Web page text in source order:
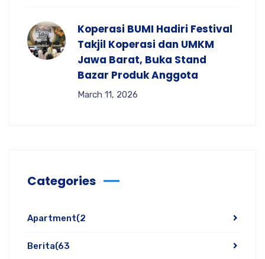
Koperasi BUMI Hadiri Festival
Takjil Koperasi dan UMKM
Jawa Barat, Buka Stand
Bazar Produk Anggota
March 11, 2026
Categories
Apartment(2
Berita(63